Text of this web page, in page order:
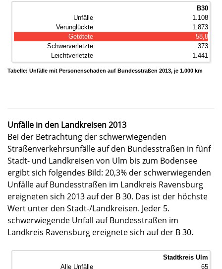
B30
1.108
1.873
58,8
373
1.441
Tabelle: Unfälle mit Personenschaden auf Bundesstraßen 2013, je 1.000 km
Unfälle in den Landkreisen 2013
Bei der Betrachtung der schwerwiegenden
Straßenverkehrsunfälle auf den Bundesstraßen in fünf
Stadt- und Landkreisen von Ulm bis zum Bodensee
ergibt sich folgendes Bild: 20,3% der schwerwiegenden
Unfälle auf Bundesstraßen im Landkreis Ravensburg
ereigneten sich 2013 auf der B 30. Das ist der höchste
Wert unter den Stadt-/Landkreisen. Jeder 5.
schwerwiegende Unfall auf Bundesstraßen im
Landkreis Ravensburg ereignete sich auf der B 30.
Stadtkreis Ulm
65